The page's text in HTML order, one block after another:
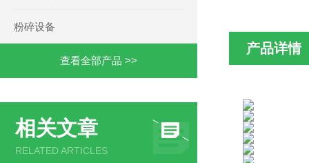
粉碎设备
查看全部产品 >>
相关文章
RELATED ARTICLES
产品详情